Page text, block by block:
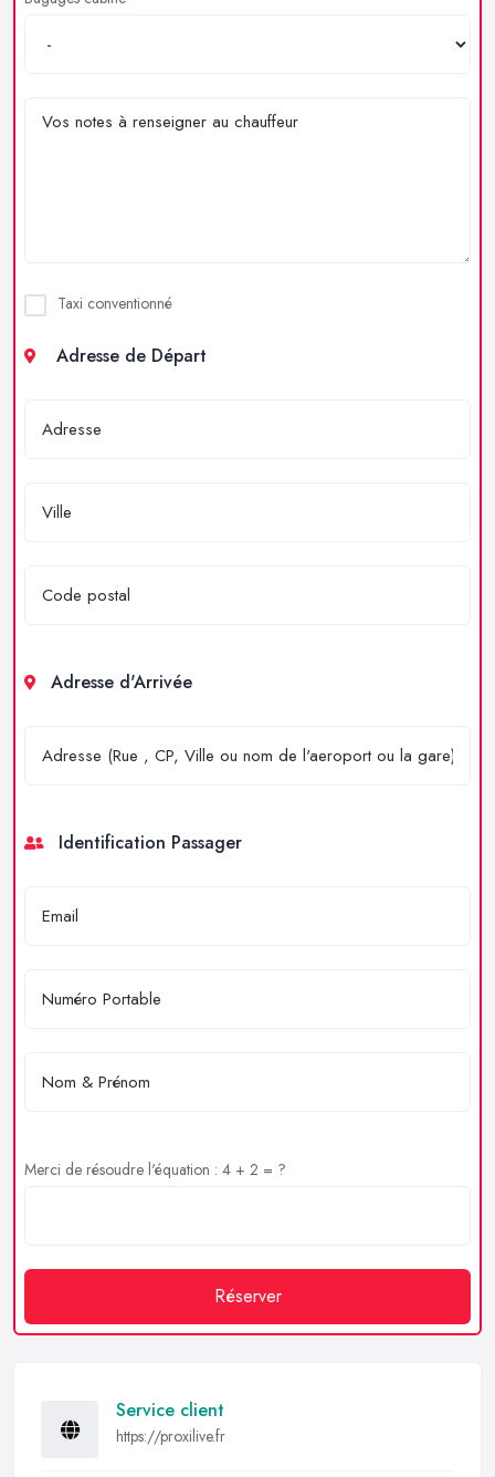
Taxi conventionné
Adresse de Départ
Adresse d'Arrivée
Identification Passager
Merci de résoudre l'équation : 4 + 2 = ?
Réserver
Service client
https://proxilive.fr